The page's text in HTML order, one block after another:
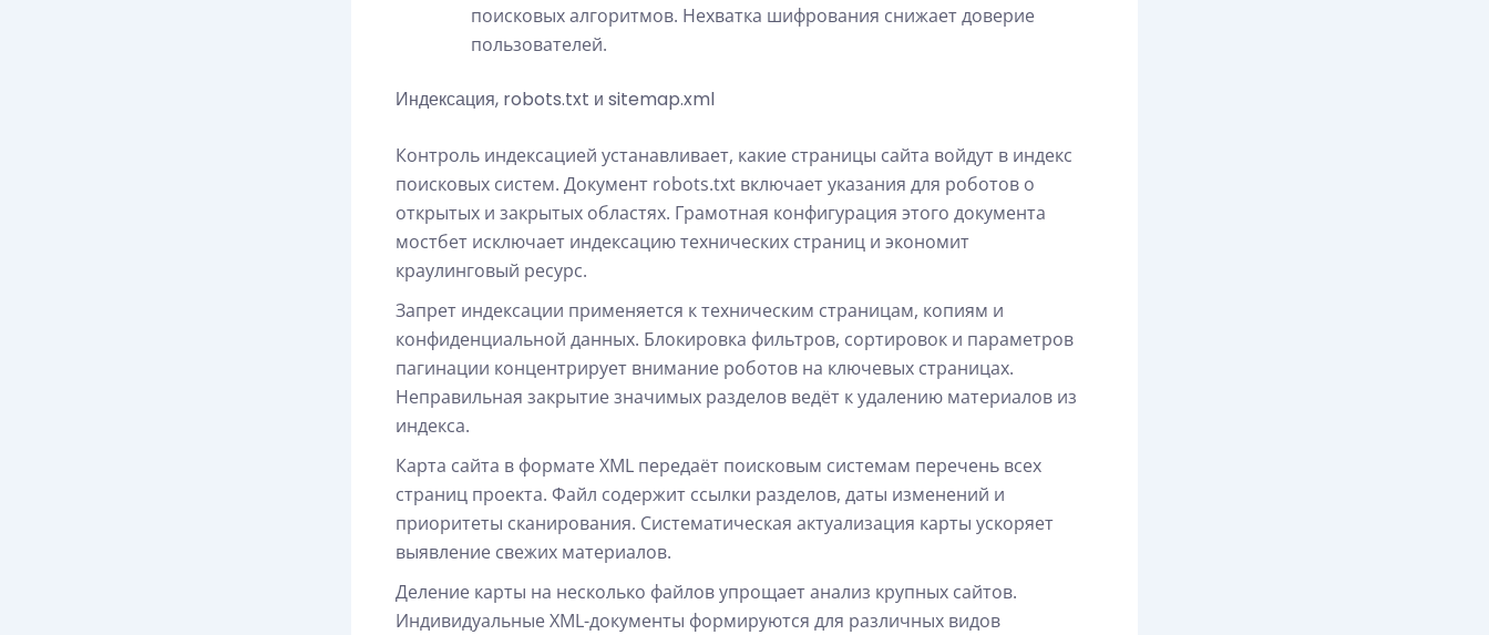
поисковых алгоритмов. Нехватка шифрования снижает доверие
пользователей.
Индексация, robots.txt и sitemap.xml
Контроль индексацией устанавливает, какие страницы сайта войдут в индекс
поисковых систем. Документ robots.txt включает указания для роботов о
открытых и закрытых областях. Грамотная конфигурация этого документа
мостбет исключает индексацию технических страниц и экономит
краулинговый ресурс.
Запрет индексации применяется к техническим страницам, копиям и
конфиденциальной данных. Блокировка фильтров, сортировок и параметров
пагинации концентрирует внимание роботов на ключевых страницах.
Неправильная закрытие значимых разделов ведёт к удалению материалов из
индекса.
Карта сайта в формате XML передаёт поисковым системам перечень всех
страниц проекта. Файл содержит ссылки разделов, даты изменений и
приоритеты сканирования. Систематическая актуализация карты ускоряет
выявление свежих материалов.
Деление карты на несколько файлов упрощает анализ крупных сайтов.
Индивидуальные XML-документы формируются для различных видов